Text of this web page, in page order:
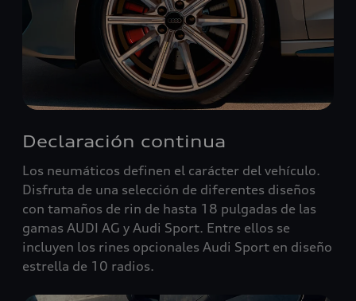
Declaración continua
Los neumáticos definen el carácter del vehículo.
Disfruta de una selección de diferentes diseños
con tamaños de rin de hasta 18 pulgadas de las
gamas AUDI AG y Audi Sport. Entre ellos se
incluyen los rines opcionales Audi Sport en diseño
estrella de 10 radios.